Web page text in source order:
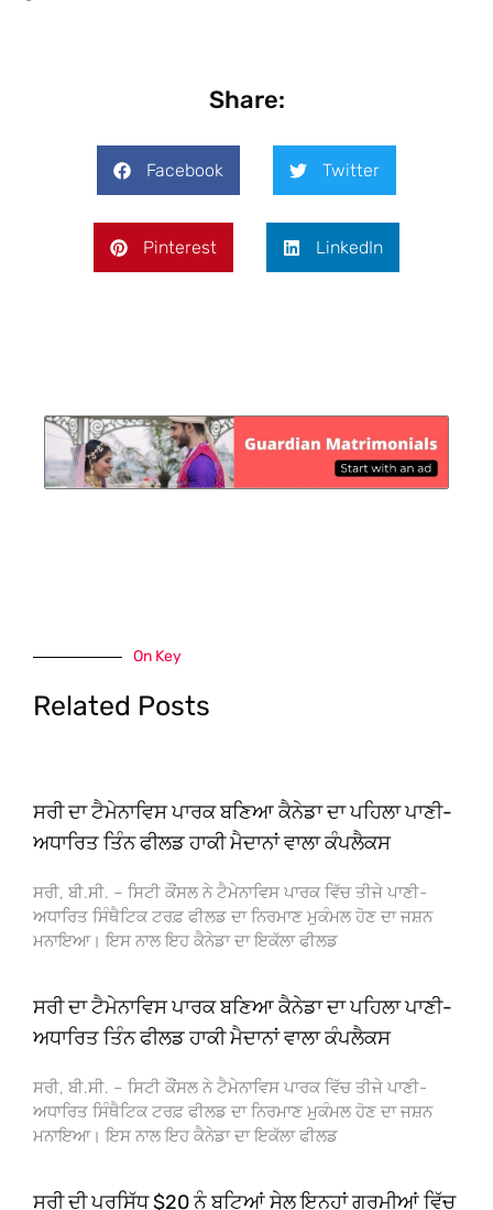
Share:
Facebook Twitter
Pinterest LinkedIn
On Key
Related Posts
ਸਰੀ ਦਾ ਟੈਮੇਨਾਵਿਸ ਪਾਰਕ ਬਣਿਆ ਕੈਨੇਡਾ ਦਾ ਪਹਿਲਾ ਪਾਣੀ-
ਅਧਾਰਿਤ ਤਿੰਨ ਫੀਲਡ ਹਾਕੀ ਮੈਦਾਨਾਂ ਵਾਲਾ ਕੰਪਲੈਕਸ
ਸਰੀ, ਬੀ.ਸੀ. – ਸਿਟੀ ਕੌਂਸਲ ਨੇ ਟੈਮੇਨਾਵਿਸ ਪਾਰਕ ਵਿੱਚ ਤੀਜੇ ਪਾਣੀ-
ਅਧਾਰਿਤ ਸਿੰਥੈਟਿਕ ਟਰਫ਼ ਫੀਲਡ ਦਾ ਨਿਰਮਾਣ ਮੁਕੰਮਲ ਹੋਣ ਦਾ ਜਸ਼ਨ
ਮਨਾਇਆ। ਇਸ ਨਾਲ ਇਹ ਕੈਨੇਡਾ ਦਾ ਇਕੱਲਾ ਫੀਲਡ
ਸਰੀ ਦਾ ਟੈਮੇਨਾਵਿਸ ਪਾਰਕ ਬਣਿਆ ਕੈਨੇਡਾ ਦਾ ਪਹਿਲਾ ਪਾਣੀ-
ਅਧਾਰਿਤ ਤਿੰਨ ਫੀਲਡ ਹਾਕੀ ਮੈਦਾਨਾਂ ਵਾਲਾ ਕੰਪਲੈਕਸ
ਸਰੀ, ਬੀ.ਸੀ. – ਸਿਟੀ ਕੌਂਸਲ ਨੇ ਟੈਮੇਨਾਵਿਸ ਪਾਰਕ ਵਿੱਚ ਤੀਜੇ ਪਾਣੀ-
ਅਧਾਰਿਤ ਸਿੰਥੈਟਿਕ ਟਰਫ਼ ਫੀਲਡ ਦਾ ਨਿਰਮਾਣ ਮੁਕੰਮਲ ਹੋਣ ਦਾ ਜਸ਼ਨ
ਮਨਾਇਆ। ਇਸ ਨਾਲ ਇਹ ਕੈਨੇਡਾ ਦਾ ਇਕੱਲਾ ਫੀਲਡ
ਸਰੀ ਦੀ ਪ੍ਰਸਿੱਧ $20 ਨੂੰ ਬੂਟਿਆਂ ਸੇਲ ਇਨ੍ਹਾਂ ਗਰਮੀਆਂ ਵਿੱਚ